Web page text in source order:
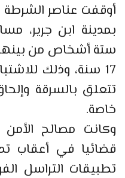
أوقفت عناصر الشرطة
ستة أشخاص من
17 سنة، وذلك
تتعلق بالسرقة
خاصة.
وكانت مصالح
قضائيا في أعقاب
تطبيقات التراسل